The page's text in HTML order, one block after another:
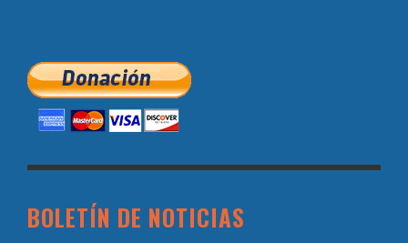
BOLETÍN DE NOTICIAS